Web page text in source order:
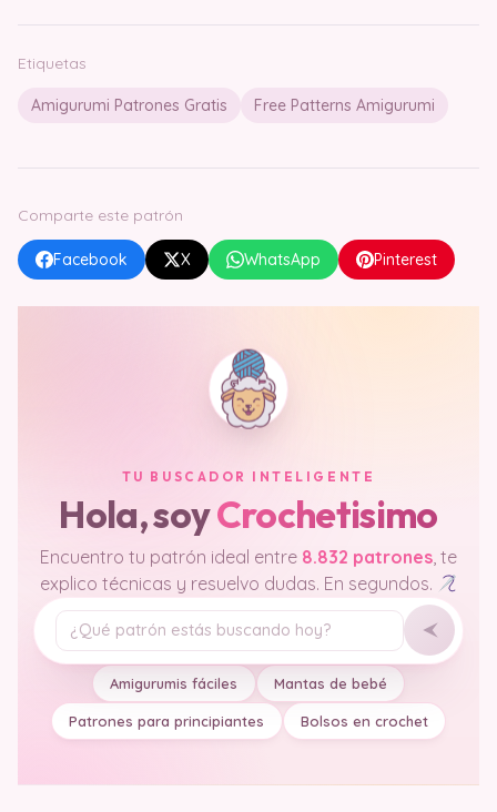
Etiquetas
Amigurumi Patrones Gratis Free Patterns Amigurumi
Comparte este patrón
Facebook X WhatsApp Pinterest
TU BUSCADOR INTELIGENTE
Hola, soyCrochetisimo
Encuentro tu patrón ideal entre 8.832 patrones, te
explico técnicas y resuelvo dudas. En segundos.
Tu pregunta
Amigurumis fáciles Mantas de bebé
Patrones para principiantes Bolsos en crochet